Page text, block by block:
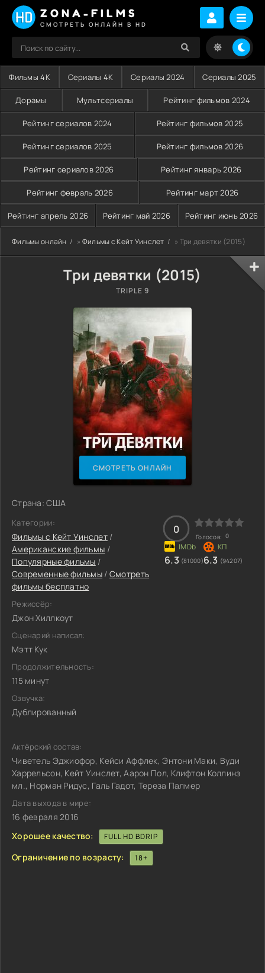
ZONA-FILMS
СМОТРЕТЬ ОНЛАЙН В HD
Фильмы 4K Сериалы 4K Сериалы 2024 Сериалы 2025
Дорамы Мультсериалы Рейтинг фильмов 2024
Рейтинг сериалов 2024 Рейтинг фильмов 2025
Рейтинг сериалов 2025 Рейтинг фильмов 2026
Рейтинг сериалов 2026 Рейтинг январь 2026
Рейтинг февраль 2026 Рейтинг март 2026
Рейтинг апрель 2026 Рейтинг май 2026 Рейтинг июнь 2026
Фильмы онлайн » Фильмы c Кейт Уинслет » Три девятки (2015)
Три девятки (2015)
TRIPLE 9
СМОТРЕТЬ ОНЛАЙН
Страна: США
Категории:
Фильмы c Кейт Уинслет/
Американские фильмы /
Популярные фильмы /
Современные фильмы / Смотреть
фильмы бесплатно
Режиссёр:
Джон Хиллкоут
Сценарий написал:
Мэтт Кук
Продолжительность:
115 минут
Озвучка:
Дублированный
0
Голосов: 0
6.3 (81000)6.3 (94207)
Актёрский состав:
Чиветель Эджиофор, Кейси Аффлек, Энтони Маки, Вуди
Харрельсон, Кейт Уинслет, Аарон Пол, Клифтон Коллинз
мл., Норман Ридус, Галь Гадот, Тереза Палмер
Дата выхода в мире:
16 февраля 2016
Хорошее качество:
FULL HD BDRIP
Ограничение по возрасту: 18+